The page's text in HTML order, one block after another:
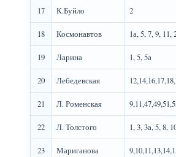
17 К.Буйло 2
18 Космонавтов 1а, 5, 7, 9, 11,
19 Ларина 1, 5, 5а
20 Лебедевская
21 Л. Роменская
22 Л. Толстого 1, 3, 3а, 5, 8,
23 Мариганова